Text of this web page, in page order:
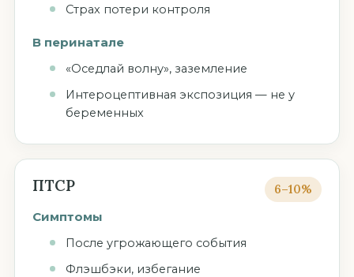
Страх потери контроля
В перинатале
«Оседлай волну», заземление
Интероцептивная экспозиция — не у
беременных
ПТСР
6–10%
Симптомы
После угрожающего события
Флэшбэки, избегание